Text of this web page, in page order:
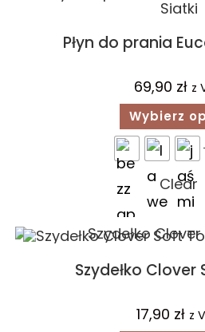
Siatki
Płyn do prania
69,90 zł z
Wybierz
Clear
Szydełko Clover
17,90 zł z